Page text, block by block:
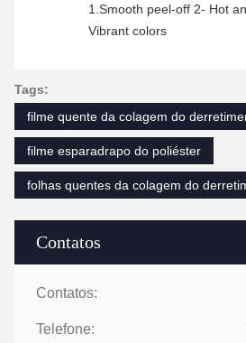
Contatos
Contatos:
Telefone:
1.Smooth peel-off 2- Hot
Vibrant colors
Tags:
filme quente da colagem do
filme esparadrapo do poliéster
folhas quentes da colagem do